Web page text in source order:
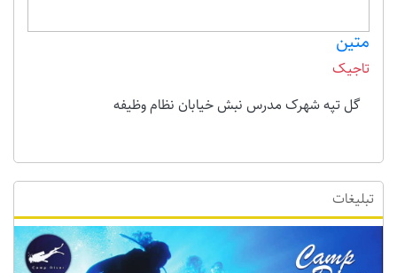
متین
تاجیک
گل تپه شهرک مدرس نبش خیابان نظام وظیفه
تبلیغات